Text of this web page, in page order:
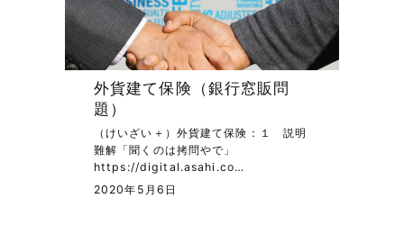
外貨建て保険（銀行窓販問
題）
（けいざい＋）外貨建て保険：１ 説明
難解「聞くのは拷問やで」
https://digital.asahi.co…
2020年5月6日